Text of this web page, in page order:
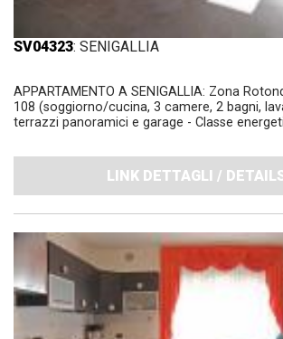
SV04323: SENIGALLIA
APPARTAMENTO A SENIGALLIA: Zona
108 (soggiorno/cucina, 3 camere, 2 bagni,
terrazzi panoramici e garage - Classe
LINK DETTAGLI /